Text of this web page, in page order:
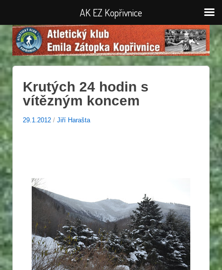
Krutých 24 hodin s
vítězným koncem
29.1.2012 / Jiří Harašta
AK EZ Kopřivnice